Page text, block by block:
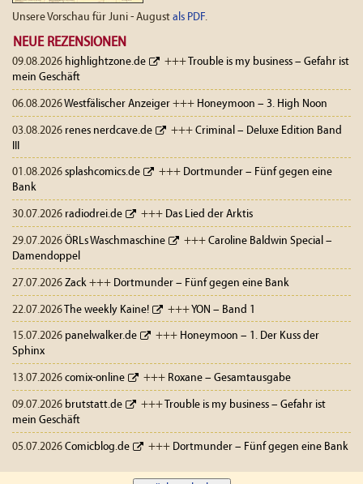
Unsere Vorschau für Juni - August als PDF.
NEUE REZENSIONEN
09.08.2026 highlightzone.de +++ Trouble is my business – Gefahr ist
mein Geschäft
06.08.2026Westfälischer Anzeiger +++ Honeymoon – 3. High Noon
03.08.2026 renes nerdcave.de +++ Criminal – Deluxe Edition Band
01.08.2026 splashcomics.de +++ Dortmunder – Fünf gegen eine
Bank
30.07.2026 radiodrei.de +++ Das Lied der Arktis
29.07.2026 ÖRLs Waschmaschine +++ Caroline Baldwin Special –
Damendoppel
27.07.2026 Zack +++ Dortmunder – Fünf gegen eine Bank
22.07.2026The weekly Kaine! +++YON – Band 1
15.07.2026 panelwalker.de +++ Honeymoon – 1. Der Kuss der
Sphinx
13.07.2026 comix-online +++ Roxane – Gesamtausgabe
09.07.2026 brutstatt.de +++ Trouble is my business – Gefahr ist
mein Geschäft
05.07.2026 Comicblog.de +++ Dortmunder – Fünf gegen eine Bank